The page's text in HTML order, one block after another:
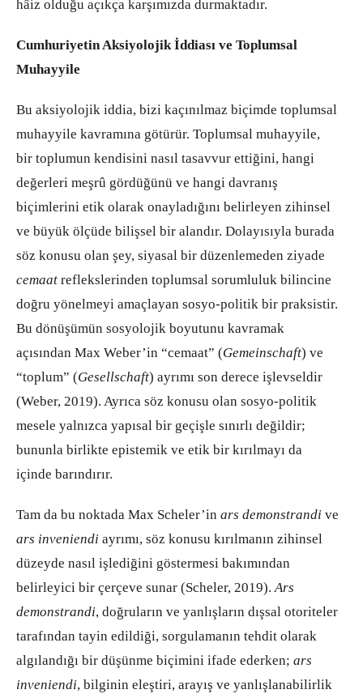
hâiz olduğu açıkça karşımızda durmaktadır.
Cumhuriyetin Aksiyolojik İddiası ve Toplumsal
Muhayyile
Bu aksiyolojik iddia, bizi kaçınılmaz biçimde toplumsal
muhayyile kavramına götürür. Toplumsal muhayyile,
bir toplumun kendisini nasıl tasavvur ettiğini, hangi
değerleri meşrû gördüğünü ve hangi davranış
biçimlerini etik olarak onayladığını belirleyen zihinsel
ve büyük ölçüde bilişsel bir alandır. Dolayısıyla burada
söz konusu olan şey, siyasal bir düzenlemeden ziyade
cemaat reflekslerinden toplumsal sorumluluk bilincine
doğru yönelmeyi amaçlayan sosyo-politik bir praksistir.
Bu dönüşümün sosyolojik boyutunu kavramak
açısından Max Weber’in “cemaat” (Gemeinschaft) ve
“toplum” (Gesellschaft) ayrımı son derece işlevseldir
(Weber, 2019). Ayrıca söz konusu olan sosyo-politik
mesele yalnızca yapısal bir geçişle sınırlı değildir;
bununla birlikte epistemik ve etik bir kırılmayı da
içinde barındırır.
Tam da bu noktada Max Scheler’in ars demonstrandi ve
ars inveniendi ayrımı, söz konusu kırılmanın zihinsel
düzeyde nasıl işlediğini göstermesi bakımından
belirleyici bir çerçeve sunar (Scheler, 2019).Ars
demonstrandi, doğruların ve yanlışların dışsal otoriteler
tarafından tayin edildiği, sorgulamanın tehdit olarak
algılandığı bir düşünme biçimini ifade ederken; ars
inveniendi, bilginin eleştiri, arayış ve yanlışlanabilirlik